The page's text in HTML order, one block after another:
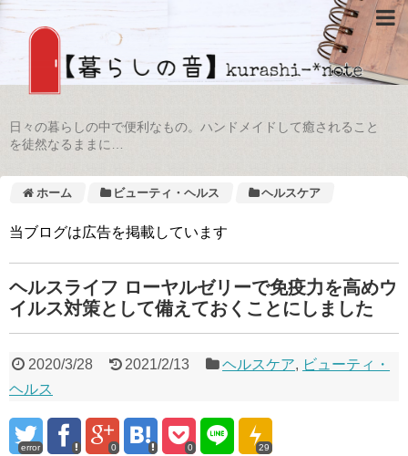
日々の暮らしの中で便利なもの。ハンドメイドして癒されること
を徒然なるままに…
ホーム ビューティ・ヘルス ヘルスケア
当ブログは広告を掲載しています
ヘルスライフ ローヤルゼリーで免疫力を高めウ
イルス対策として備えておくことにしました
2020/3/28 2021/2/13 ヘルスケア, ビューティ・
ヘルス
error 0 0 29